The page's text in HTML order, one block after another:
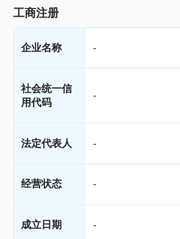
工商注册
企业名称 -
社会统一信
用代码
-
法定代表人 -
经营状态 -
成立日期 -